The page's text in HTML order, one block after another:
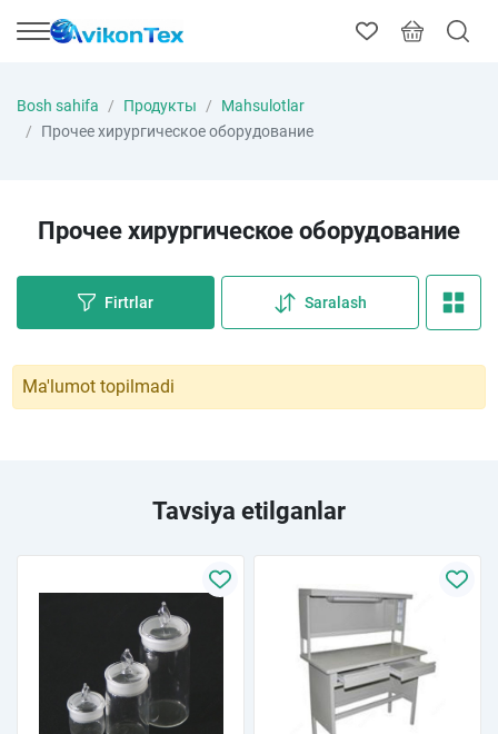
Bosh sahifa Продукты
Mahsulotlar
Прочее хирургическое оборудование
Прочее хирургическое оборудование
Firtrlar Saralash
Ma'lumot topilmadi
Tavsiya etilganlar